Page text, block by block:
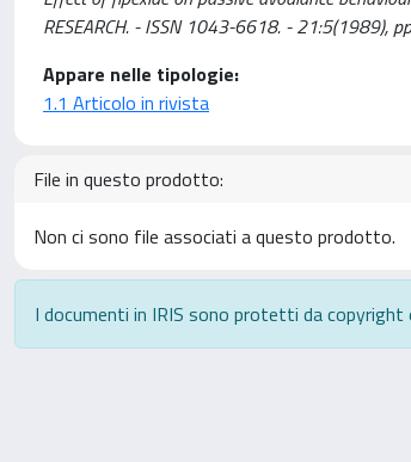
RESEARCH. - ISSN 1043-6618. - 21:5(1989),
Appare nelle tipologie:
1.1 Articolo in rivista
File in questo prodotto:
Non ci sono file associati a questo prodotto.
I documenti in IRIS sono protetti da